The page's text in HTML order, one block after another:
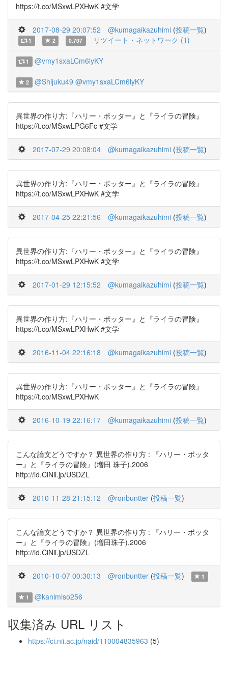
https://t.co/MSxwLPXHwK #文学
2017-08-29 20:07:52 @kumagaikazuhimi (投稿一覧)
1 2 0.707 リツイート・ネットワーク (1)
1 @vmy1sxaLCm6lyKY
2 @Shijuku49 @vmy1sxaLCm6lyKY
異世界の作り方:『ハリー・ポッター』と『ライラの冒険』
https://t.co/MSxwLPG6Fc #文学
2017-07-29 20:08:04 @kumagaikazuhimi (投稿一覧)
異世界の作り方:『ハリー・ポッター』と『ライラの冒険』
https://t.co/MSxwLPXHwK #文学
2017-04-25 22:21:56 @kumagaikazuhimi (投稿一覧)
異世界の作り方:『ハリー・ポッター』と『ライラの冒険』
https://t.co/MSxwLPXHwK #文学
2017-01-29 12:15:52 @kumagaikazuhimi (投稿一覧)
異世界の作り方:『ハリー・ポッター』と『ライラの冒険』
https://t.co/MSxwLPXHwK #文学
2016-11-04 22:16:18 @kumagaikazuhimi (投稿一覧)
異世界の作り方:『ハリー・ポッター』と『ライラの冒険』
https://t.co/MSxwLPXHwK
2016-10-19 22:16:17 @kumagaikazuhimi (投稿一覧)
こんな論文どうですか？ 異世界の作り方 : 『ハリー・ポッタ
ー』と『ライラの冒険』(増田 珠子),2006
http://id.CiNii.jp/USDZL
2010-11-28 21:15:12 @ronbuntter (投稿一覧)
こんな論文どうですか？ 異世界の作り方 : 『ハリー・ポッタ
ー』と『ライラの冒険』(増田珠子),2006
http://id.CiNii.jp/USDZL
2010-10-07 00:30:13 @ronbuntter (投稿一覧) 1
1 @kanimiso256
収集済み URL リスト
https://ci.nii.ac.jp/naid/110004835963 (5)